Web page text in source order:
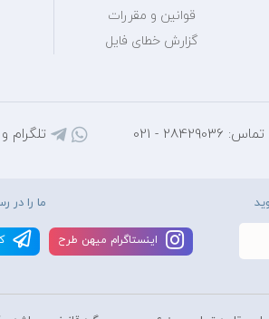
قوانین و مقررات
گزارش خطای فایل
- 021 تلگرام و
ما را در
اينستاگرام ميهن طرح